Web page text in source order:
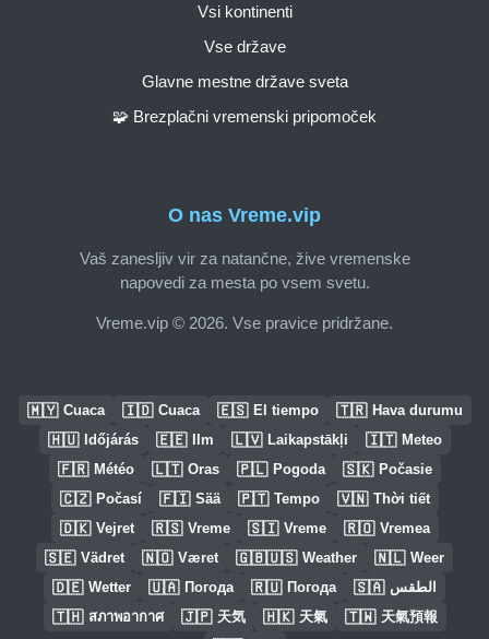
O nas Vreme.vip
Vaš zanesljiv vir za natančne, žive vremenske
napovedi za mesta po vsem svetu.
Vreme.vip © 2026. Vse pravice pridržane.
Vsi kontinenti
Vse države
Glavne mestne države sveta
🧩 Brezplačni vremenski pripomoček
🇲🇾 Cuaca 🇮🇩 Cuaca 🇪🇸 El tiempo 🇹🇷 Hava durumu
🇭🇺 Időjárás 🇪🇪 Ilm 🇱🇻 Laikapstākļi 🇮🇹 Meteo
🇫🇷 Météo 🇱🇹 Oras 🇵🇱 Pogoda 🇸🇰 Počasie
🇨🇿 Počasí 🇫🇮 Sää 🇵🇹 Tempo 🇻🇳 Thời tiết
🇩🇰 Vejret 🇷🇸 Vreme 🇸🇮 Vreme 🇷🇴 Vremea
🇸🇪 Vädret 🇳🇴 Været 🇬🇧🇺🇸 Weather 🇳🇱 Weer
🇩🇪 Wetter 🇺🇦 Погода 🇷🇺 Погода 🇸🇦 الطقس
🇹🇭 สภาพอากาศ 🇯🇵 天気 🇭🇰 天氣 🇹🇼 天氣預報